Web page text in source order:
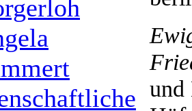
und